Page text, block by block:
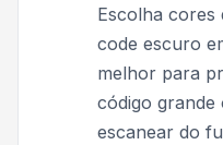
Escolha cores
code escuro
melhor para
código grande
escanear do